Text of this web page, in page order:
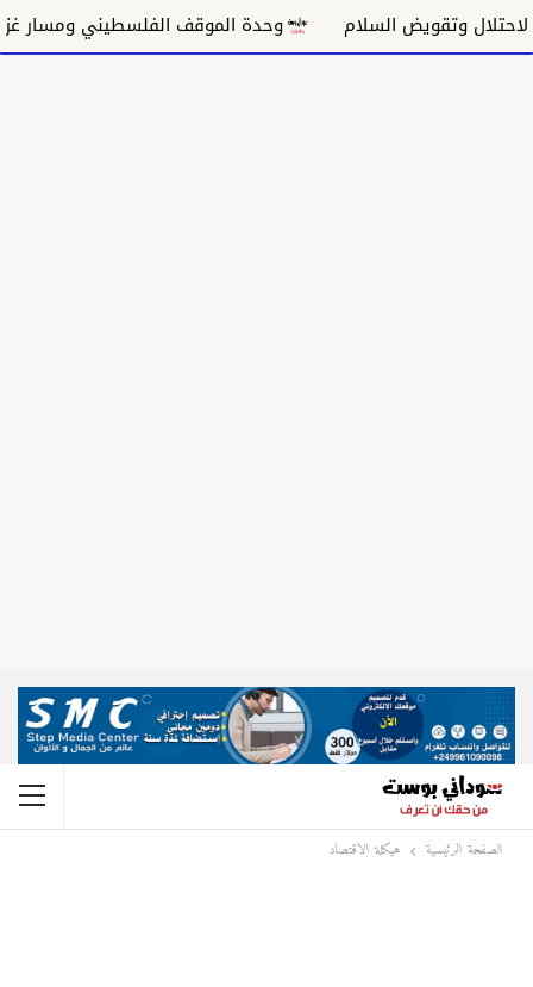
وتقويض السلام وحدة الموقف الفلسطيني ومسار غزة
الصفحة الرئيسية هيكلة الاقتصاد